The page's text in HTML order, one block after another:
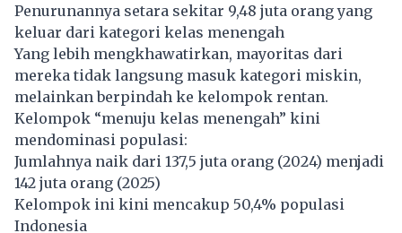
Penurunannya setara sekitar 9,48 juta orang yang
keluar dari kategori kelas menengah
Yang lebih mengkhawatirkan, mayoritas dari
mereka tidak langsung masuk kategori miskin,
melainkan berpindah ke kelompok rentan.
Kelompok “menuju kelas menengah” kini
mendominasi populasi:
Jumlahnya naik dari 137,5 juta orang (2024) menjadi
142 juta orang (2025)
Kelompok ini kini mencakup 50,4% populasi
Indonesia